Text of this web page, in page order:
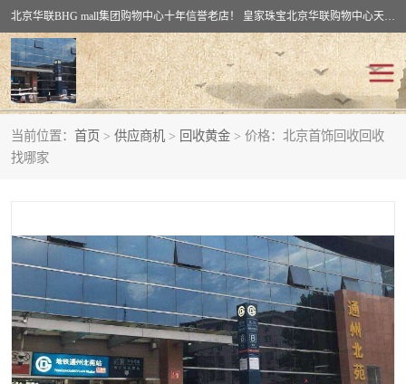
北京华联BHG mall集团购物中心十年信誉老店！ 皇家珠宝北京华联购物中心天时名苑店竭诚欢迎您。 北京市通州区（八通线）通州北苑地铁华联购物中心一层皇家珠宝 北京皇家珠宝通州黄金回收黄金首饰加工店（八通线: 通州北苑地铁华联店）：通州区通州北苑地铁华联购物中心一层皇家珠宝。
当前位置： 首页 > 供应商机 > 回收黄金 > 价格：北京首饰回收回收
找哪家
回收黄金
回收翡翠玉石